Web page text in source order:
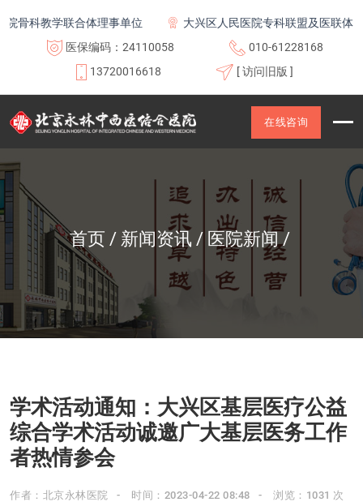
教学联合体理事单位
大兴区人民医院专科联盟及医联体成员单
医保编码：24110058
010-61228168
13720016618
[ 访问旧版 ]
在线咨询
首页 新闻资讯 医院新闻
学术活动通知：大兴区基层医疗公益
综合学术活动诚邀广大基层医务工作
者热情参会
作者：北京永林医院 时间：2023-04-22 08:48 浏览：1031 次